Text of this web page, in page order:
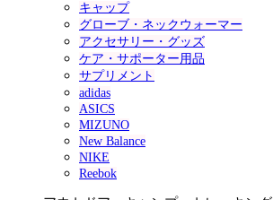
キャップ
グローブ・ネックウォーマー
アクセサリー・グッズ
ケア・サポーター用品
サプリメント
adidas
ASICS
MIZUNO
New Balance
NIKE
Reebok